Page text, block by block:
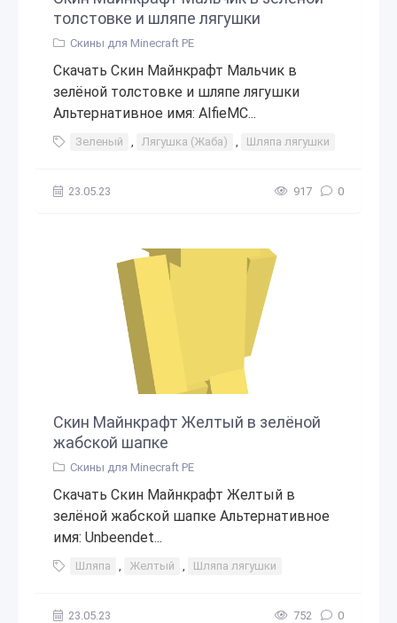
толстовке и шляпе лягушки
Скины для Minecraft PE
Скачать Скин Майнкрафт Мальчик в
зелёной толстовке и шляпе лягушки
Альтернативное имя: AlfieMC...
Зеленый , Лягушка (Жаба) , Шляпа лягушки
23.05.23 917 0
Скин Майнкрафт Желтый в зелёной
жабской шапке
Скины для Minecraft PE
Скачать Скин Майнкрафт Желтый в
зелёной жабской шапке Альтернативное
имя: Unbeendet...
Шляпа , Желтый , Шляпа лягушки
23.05.23 752 0